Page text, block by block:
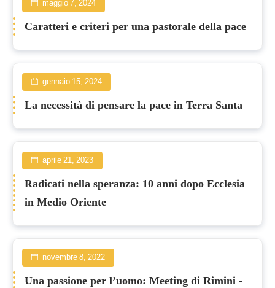
Caratteri e criteri per una pastorale della pace
gennaio 15, 2024
La necessità di pensare la pace in Terra Santa
aprile 21, 2023
Radicati nella speranza: 10 anni dopo Ecclesia
in Medio Oriente
novembre 8, 2022
Una passione per l’uomo: Meeting di Rimini -